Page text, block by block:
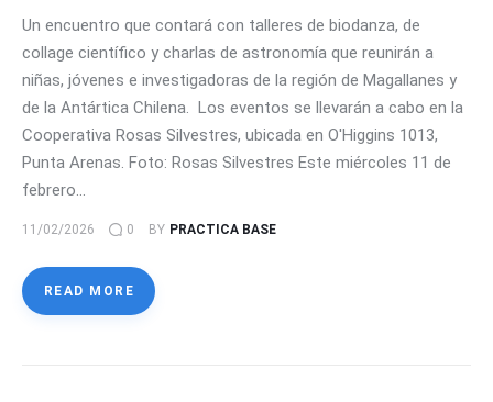
Un encuentro que contará con talleres de biodanza, de
collage científico y charlas de astronomía que reunirán a
niñas, jóvenes e investigadoras de la región de Magallanes y
de la Antártica Chilena. Los eventos se llevarán a cabo en la
Cooperativa Rosas Silvestres, ubicada en O'Higgins 1013,
Punta Arenas. Foto: Rosas Silvestres Este miércoles 11 de
febrero…
11/02/2026 0 BY PRACTICA BASE
READ MORE